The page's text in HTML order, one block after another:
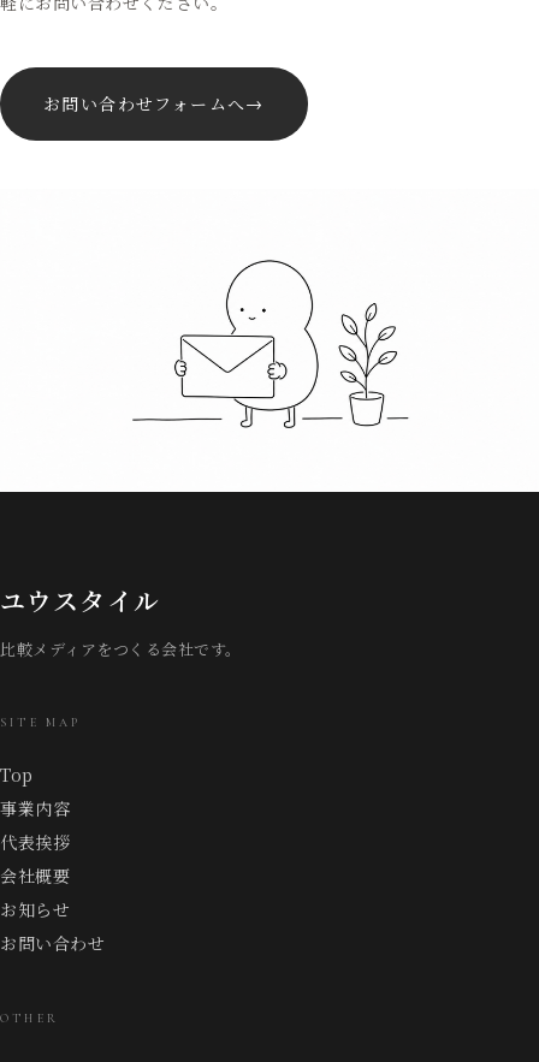
お問い合わせフォームへ→
ユウスタイル
比較メディアをつくる会社です。
SITE MAP
Top
事業内容
代表挨拶
会社概要
お知らせ
お問い合わせ
OTHER